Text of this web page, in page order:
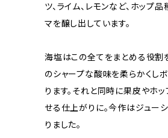
ツ、ライム、レモンなど、ホップ
マを醸し出しています。
海塩はこの全てをまとめる役割
のシャープな酸味を柔らかくし
ります。それと同時に果皮やホ
せる仕上がりに。今作はジュー
りました。